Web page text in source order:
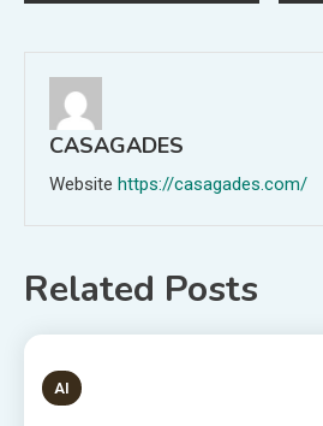
CASAGADES
Website https://casagades.com/
Related Posts
1 MIN READ
AI